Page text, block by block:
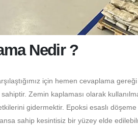
Nedir ?
için hemen cevaplama
Zemin kaplaması olarak
gidermektir. Epoksi esaslı döşeme
sahip kesintisiz bir yüzey elde